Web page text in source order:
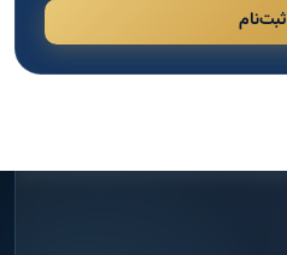
ثبت‌نام